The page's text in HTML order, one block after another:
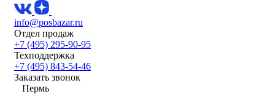
info@posbazar.ru
Отдел продаж
+7 (495) 295-90-95
Техподдержка
+7 (495) 843-54-46
Заказать звонок
Пермь